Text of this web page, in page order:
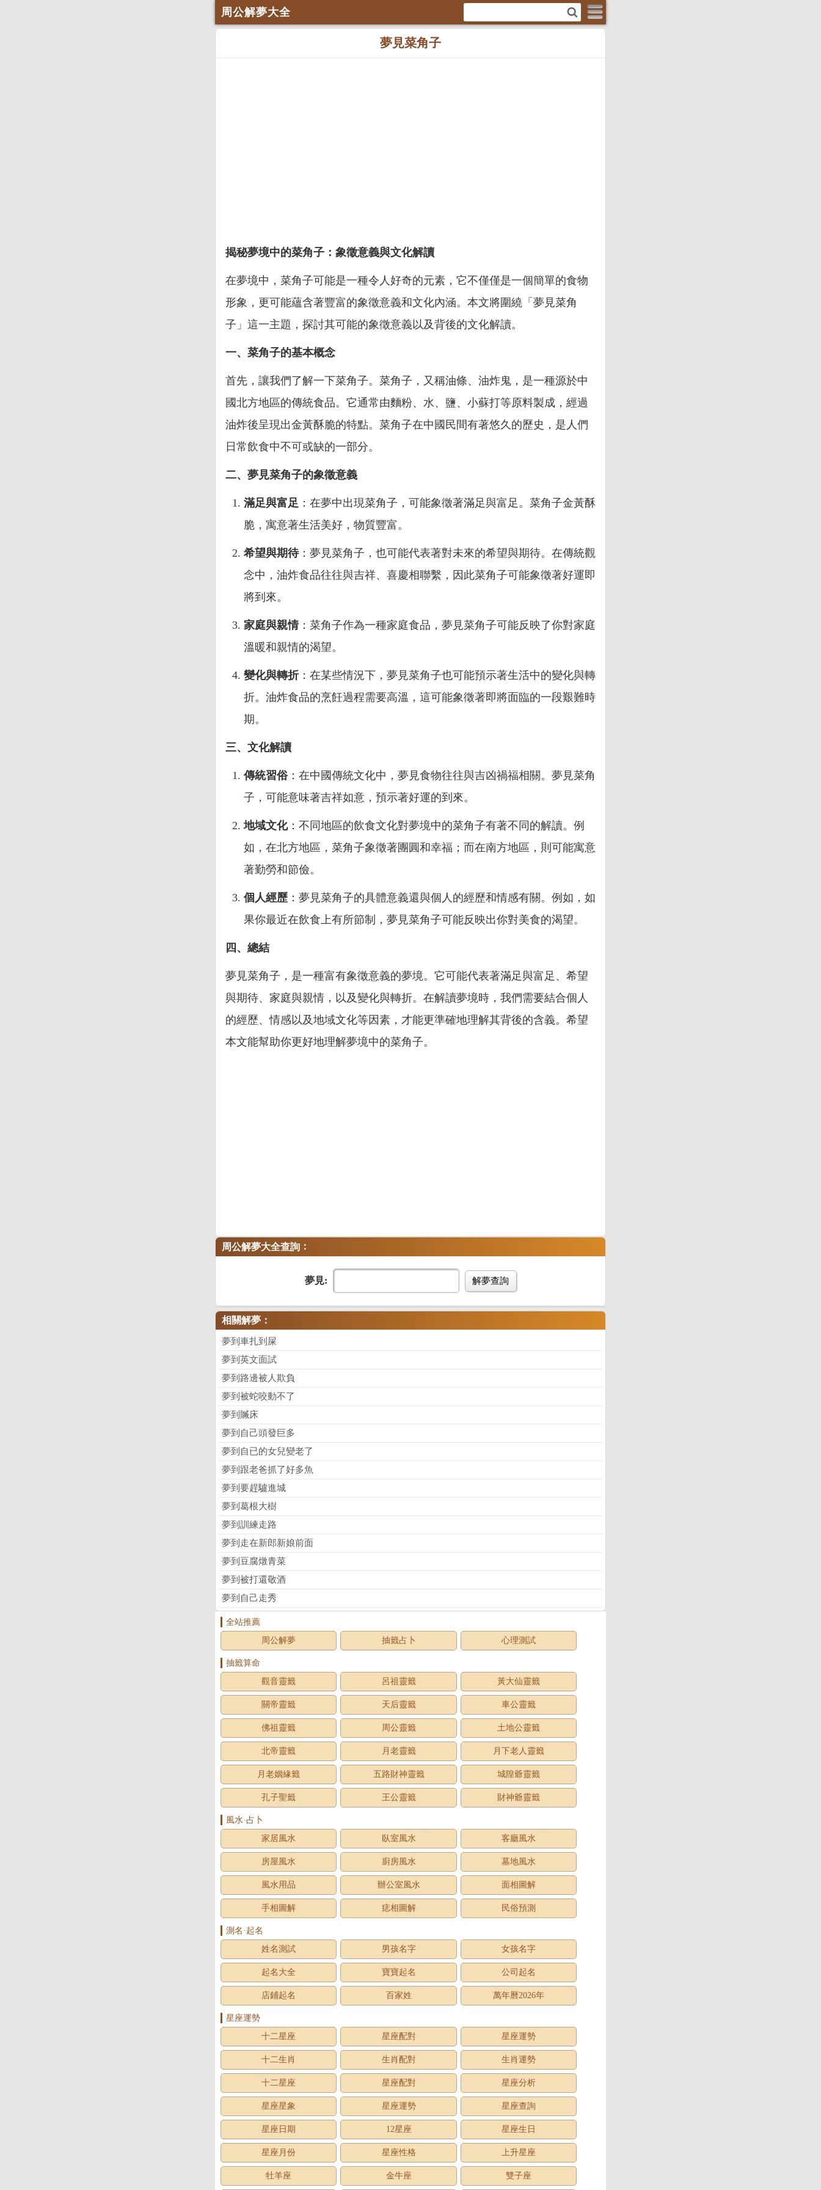
周公解夢大全
夢見菜角子
揭秘夢境中的菜角子：象徵意義與文化解讀
在夢境中，菜角子可能是一種令人好奇的元素，它不僅僅是一個簡單的食物
形象，更可能蘊含著豐富的象徵意義和文化內涵。本文將圍繞「夢見菜角
子」這一主題，探討其可能的象徵意義以及背後的文化解讀。
一、菜角子的基本概念
首先，讓我們了解一下菜角子。菜角子，又稱油條、油炸鬼，是一種源於中
國北方地區的傳統食品。它通常由麵粉、水、鹽、小蘇打等原料製成，經過
油炸後呈現出金黃酥脆的特點。菜角子在中國民間有著悠久的歷史，是人們
日常飲食中不可或缺的一部分。
二、夢見菜角子的象徵意義
滿足與富足 ：在夢中出現菜角子，可能象徵著滿足與富足。菜角子金黃酥
脆，寓意著生活美好，物質豐富。
希望與期待：夢見菜角子，也可能代表著對未來的希望與期待。在傳統觀
念中，油炸食品往往與吉祥、喜慶相聯繫，因此菜角子可能象徵著好運即
將到來。
家庭與親情：菜角子作為一種家庭食品，夢見菜角子可能反映了你對家庭
溫暖和親情的渴望。
變化與轉折：在某些情況下，夢見菜角子也可能預示著生活中的變化與轉
折。油炸食品的烹飪過程需要高溫，這可能象徵著即將面臨的一段艱難時
期。
三、文化解讀
傳統習俗：在中國傳統文化中，夢見食物往往與吉凶禍福相關。夢見菜角
子，可能意味著吉祥如意，預示著好運的到來。
地域文化：不同地區的飲食文化對夢境中的菜角子有著不同的解讀。例
如，在北方地區，菜角子象徵著團圓和幸福；而在南方地區，則可能寓意
著勤勞和節儉。
個人經歷 ：夢見菜角子的具體意義還與個人的經歷和情感有關。例如，如
果你最近在飲食上有所節制，夢見菜角子可能反映出你對美食的渴望。
四、總結
夢見菜角子，是一種富有象徵意義的夢境。它可能代表著滿足與富足、希望
與期待、家庭與親情，以及變化與轉折。在解讀夢境時，我們需要結合個人
的經歷、情感以及地域文化等因素，才能更準確地理解其背後的含義。希望
本文能幫助你更好地理解夢境中的菜角子。
周公解夢大全查詢 ：
夢見: 解夢查詢
相關解夢：
夢到車扎到屎
夢到英文面試
夢到路邊被人欺負
夢到被蛇咬動不了
夢到贓床
夢到自己頭發巨多
夢到自已的女兒變老了
夢到跟老爸抓了好多魚
夢到要趕驢進城
夢到葛根大樹
夢到訓練走路
夢到走在新郎新娘前面
夢到豆腐燉青菜
夢到被打還敬酒
夢到自己走秀
全站推薦
周公解夢
抽籤占卜 心理測試
抽籤算命
觀音靈籤
呂祖靈籤 黃大仙靈籤
關帝靈籤 天后靈籤 車公靈籤
佛祖靈籤 周公靈籤 土地公靈籤
北帝靈籤 月老靈籤 月下老人靈籤
月老姻緣籤 五路財神靈籤 城隍爺靈籤
孔子聖籤 王公靈籤 財神爺靈籤
風水·占卜
家居風水
臥室風水 客廳風水
房屋風水 廚房風水 墓地風水
風水用品 辦公室風水 面相圖解
手相圖解 痣相圖解 民俗預測
測名·起名
姓名測試
男孩名字 女孩名字
起名大全 寶寶起名 公司起名
店鋪起名 百家姓 萬年曆2026年
星座運勢
十二星座
星座配對 星座運勢
十二生肖 生肖配對 生肖運勢
十二星座 星座配對 星座分析
星座星象 星座運勢 星座查詢
星座日期 12星座 星座生日
星座月份 星座性格 上升星座
牡羊座 金牛座 雙子座